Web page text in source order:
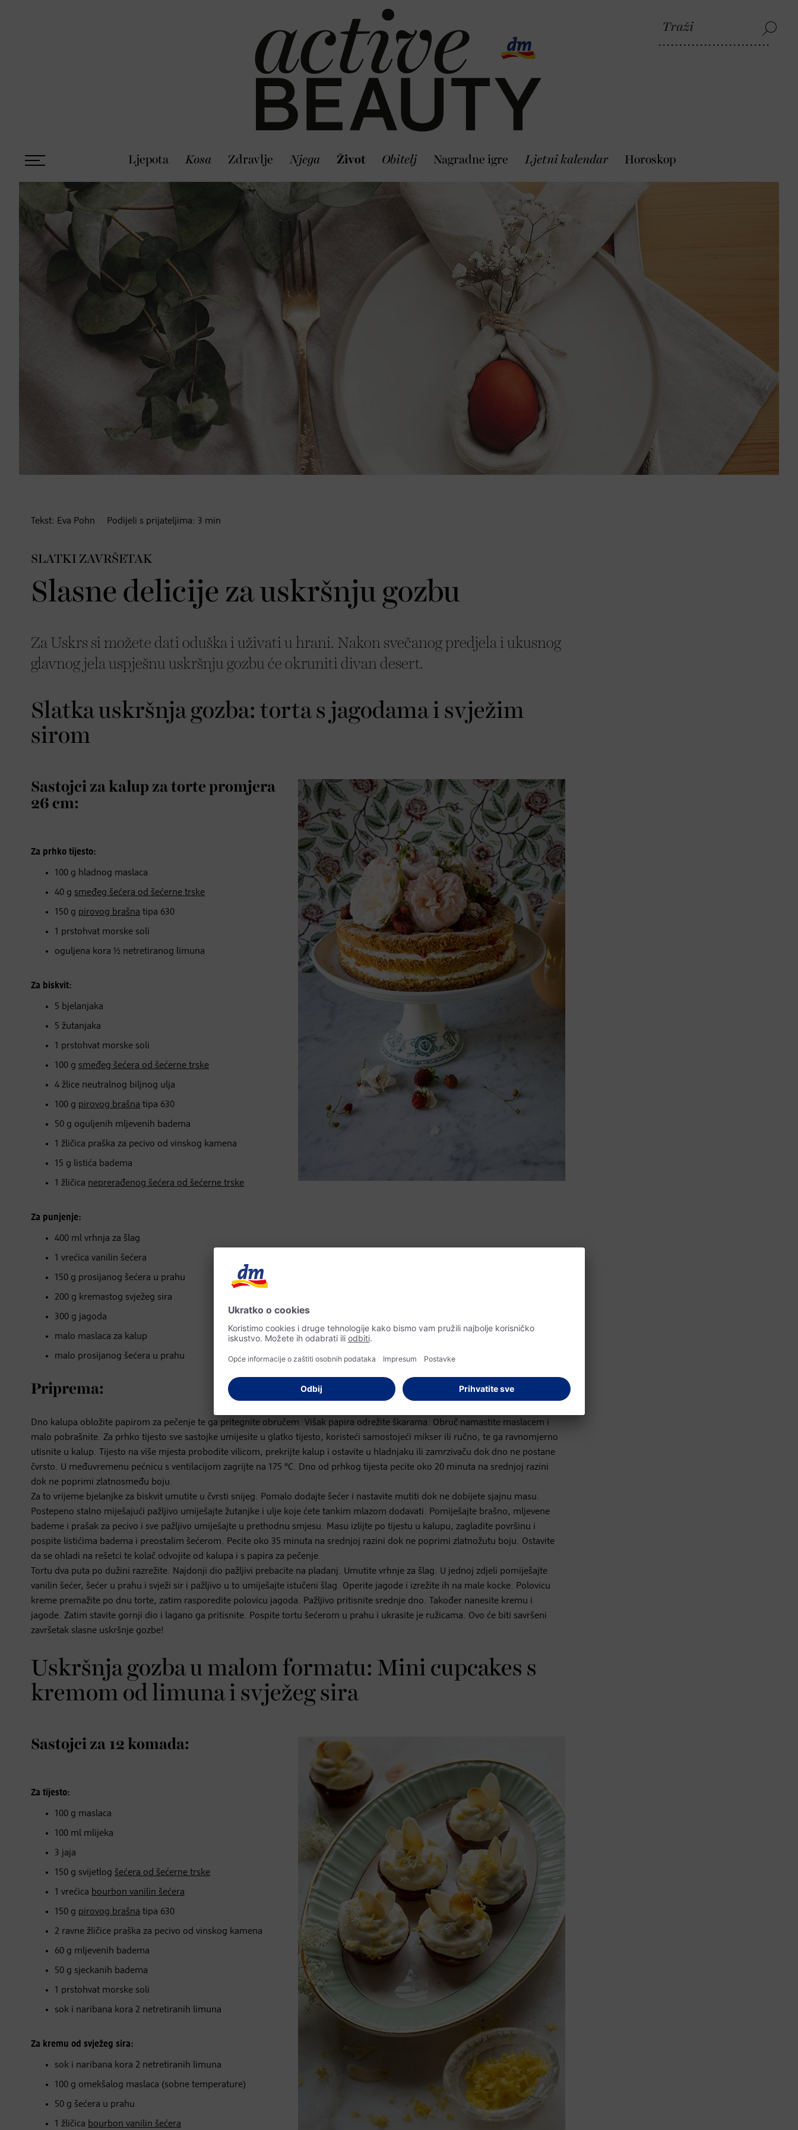
Ljepota Kosa Zdravlje Njega Život Obitelj Nagradne igre Ljetni kalendar Horoskop
Tekst: Eva Pohn Podijeli s prijateljima: 3 min
SLATKI ZAVRŠETAK
Slasne delicije za uskršnju gozbu
Za Uskrs si možete dati oduška i uživati u hrani. Nakon svečanog predjela i ukusnog
glavnog jela uspješnu uskršnju gozbu će okruniti divan desert.
Slatka uskršnja gozba: torta s jagodama i svježim
sirom
Sastojci za kalup za torte promjera
26 cm:
Za prhko tijesto:
100 g hladnog maslaca
40 g smeđeg šećera od šećerne trske
150 g pirovog brašna tipa 630
1 prstohvat morske soli
oguljena kora ½ netretiranog limuna
Za biskvit:
5 bjelanjaka
5 žutanjaka
1 prstohvat morske soli
100 g smeđeg šećera od šećerne trske
4 žlice neutralnog biljnog ulja
100 g pirovog brašna tipa 630
50 g oguljenih mljevenih badema
1 žličica praška za pecivo od vinskog kamena
15 g listića badema
1 žličica neprerađenog šećera od šećerne trske
Za punjenje:
400 ml vrhnja za šlag
1 vrećica vanilin šećera
150 g prosijanog šećera u prahu
200 g kremastog svježeg sira
300 g jagoda
malo maslaca za kalup
malo prosijanog šećera u prahu
Priprema:
Dno kalupa obložite papirom za pečenje te ga pritegnite obručem. Višak papira odrežite škarama. Obruč namastite maslacem i
malo pobrašnite. Za prhko tijesto sve sastojke umijesite u glatko tijesto, koristeći samostojeći mikser ili ručno, te ga ravnomjerno
utisnite u kalup. Tijesto na više mjesta probodite vilicom, prekrijte kalup i ostavite u hladnjaku ili zamrzivaču dok dno ne postane
čvrsto. U međuvremenu pećnicu s ventilacijom zagrijte na 175 °C. Dno od prhkog tijesta pecite oko 20 minuta na srednjoj razini
dok ne poprimi zlatnosmeđu boju.
Za to vrijeme bjelanjke za biskvit umutite u čvrsti snijeg. Pomalo dodajte šećer i nastavite mutiti dok ne dobijete sjajnu masu.
Postepeno stalno miješajući pažljivo umiješajte žutanjke i ulje koje ćete tankim mlazom dodavati. Pomiješajte brašno, mljevene
bademe i prašak za pecivo i sve pažljivo umiješajte u prethodnu smjesu. Masu izlijte po tijestu u kalupu, zagladite površinu i
pospite listićima badema i preostalim šećerom. Pecite oko 35 minuta na srednjoj razini dok ne poprimi zlatnožutu boju. Ostavite
da se ohladi na rešetci te kolač odvojite od kalupa i s papira za pečenje.
Tortu dva puta po dužini razrežite. Najdonji dio pažljivi prebacite na pladanj. Umutite vrhnje za šlag. U jednoj zdjeli pomiješajte
vanilin šećer, šećer u prahu i svježi sir i pažljivo u to umiješajte istučeni šlag. Operite jagode i izrežite ih na male kocke. Polovicu
kreme premažite po dnu torte, zatim rasporedite polovicu jagoda. Pažljivo pritisnite srednje dno. Također nanesite kremu i
jagode. Zatim stavite gornji dio i lagano ga pritisnite. Pospite tortu šećerom u prahu i ukrasite je ružicama. Ovo će biti savršeni
završetak slasne uskršnje gozbe!
Uskršnja gozba u malom formatu: Mini cupcakes s
kremom od limuna i svježeg sira
Sastojci za 12 komada:
Za tijesto:
100 g maslaca
100 ml mlijeka
3 jaja
150 g svijetlog šećera od šećerne trske
1 vrećica bourbon vanilin šećera
150 g pirovog brašna tipa 630
2 ravne žličice praška za pecivo od vinskog kamena
60 g mljevenih badema
50 g sjeckanih badema
1 prstohvat morske soli
sok i naribana kora 2 netretiranih limuna
Za kremu od svježeg sira:
sok i naribana kora 2 netretiranih limuna
100 g omekšalog maslaca (sobne temperature)
50 g šećera u prahu
1 žličica bourbon vanilin šećera